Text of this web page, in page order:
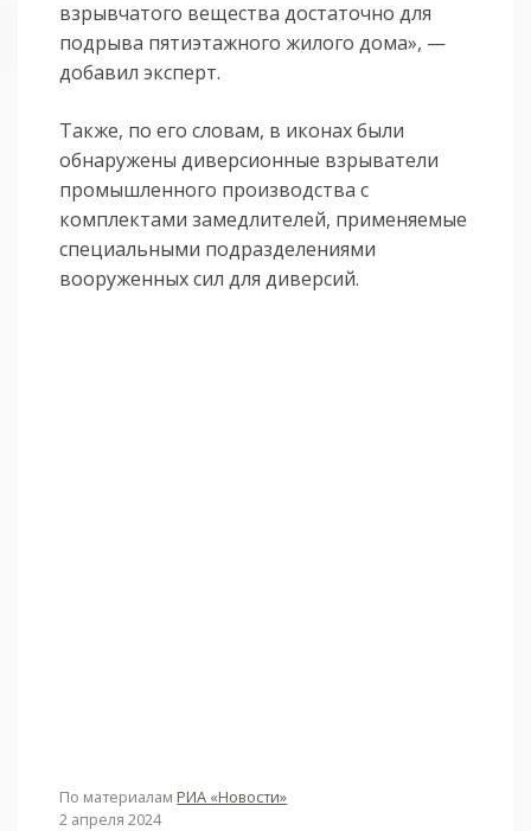
взрывчатого вещества достаточно для
подрыва пятиэтажного жилого дома», —
добавил эксперт.
Также, по его словам, в иконах были
обнаружены диверсионные взрыватели
промышленного производства с
комплектами замедлителей, применяемые
специальными подразделениями
вооруженных сил для диверсий.
По материалам РИА «Новости»
2 апреля 2024